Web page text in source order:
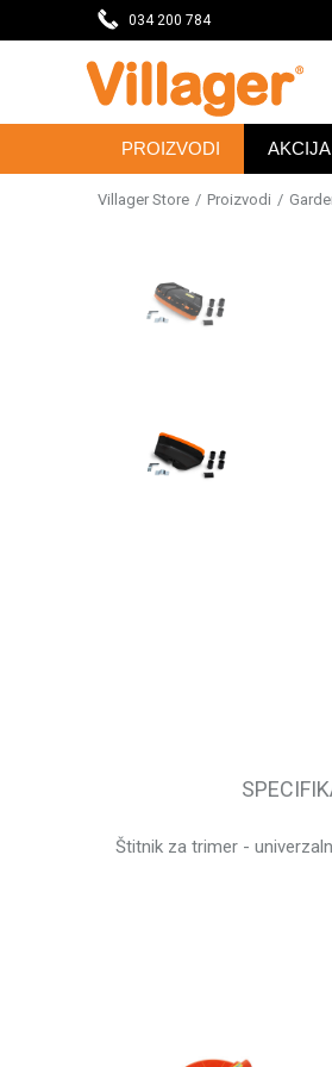
034 200 784
PROIZVODI AKCIJA
Villager Store Proizvodi
Karakteristika
Štitnik za trimer -